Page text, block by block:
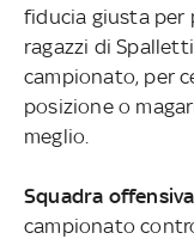
fiducia giusta per
ragazzi di
campionato, per
posizione o
meglio.
Squadra
campionato